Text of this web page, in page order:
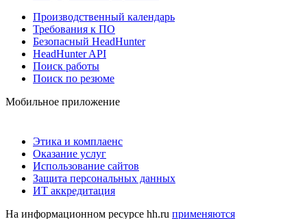
Производственный календарь
Требования к ПО
Безопасный HeadHunter
HeadHunter API
Поиск работы
Поиск по резюме
Мобильное приложение
Этика и комплаенс
Оказание услуг
Использование сайтов
Защита персональных данных
ИТ аккредитация
На информационном ресурсе hh.ru применяются